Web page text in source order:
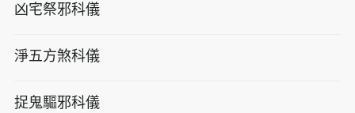
凶宅祭邪科儀
淨五方煞科儀
捉鬼驅邪科儀